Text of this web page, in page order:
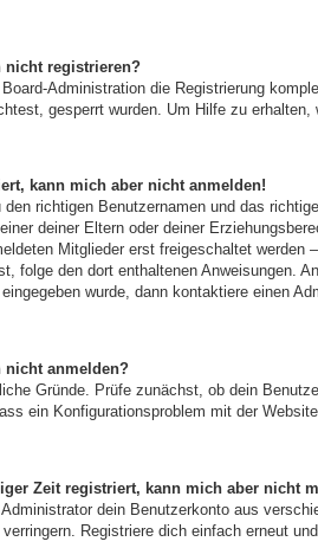
nicht registrieren?
Administration die Registrierung
gesperrt wurden. Um Hilfe zu erhalten,
kann mich aber nicht anmelden!
den richtigen Benutzernamen und das
deiner Eltern oder deiner
Mitglieder erst freigeschaltet
folge den dort enthaltenen Anweisungen.
wurde, dann kontaktiere einen
nicht anmelden?
Gründe. Prüfe zunächst, ob dein
ein Konfigurationsproblem mit der
Zeit registriert, kann mich aber nicht
dein Benutzerkonto aus
Registriere dich einfach erneut